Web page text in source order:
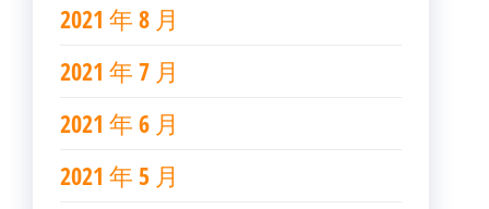
2021 年 8 月
2021 年 7 月
2021 年 6 月
2021 年 5 月